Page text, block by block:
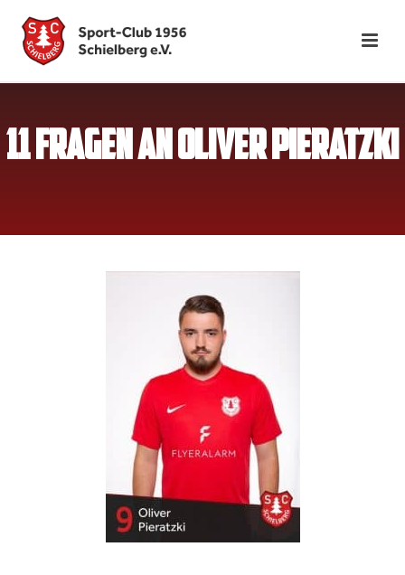
11 FRAGEN AN OLIVER PIERATZKI